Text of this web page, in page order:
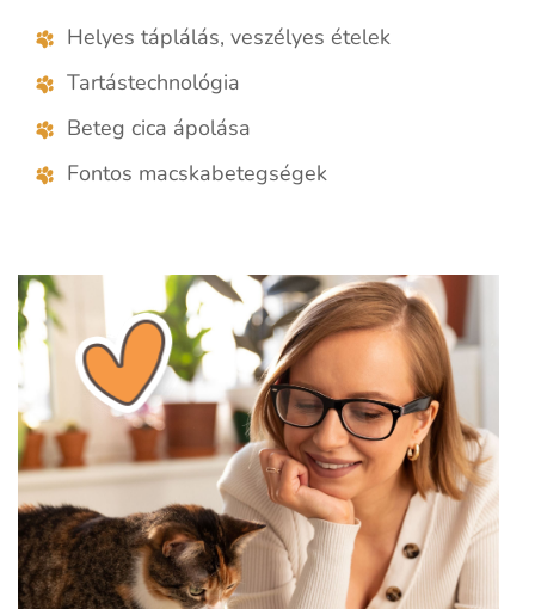
Helyes táplálás, veszélyes ételek
Tartástechnológia
Beteg cica ápolása
Fontos macskabetegségek